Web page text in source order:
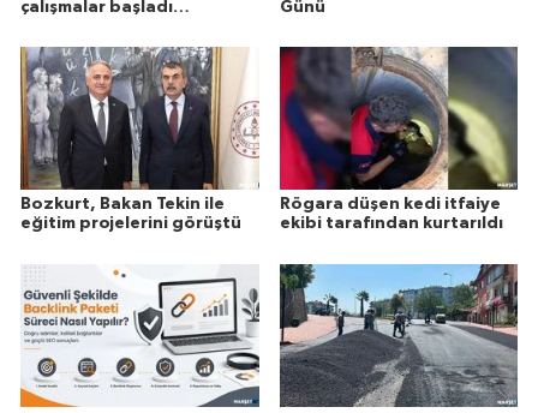
çalışmalar başladı… Günü
Bozkurt, Bakan Tekin ile
eğitim projelerini görüştü
Rögara düşen kedi itfaiye
ekibi tarafından kurtarıldı